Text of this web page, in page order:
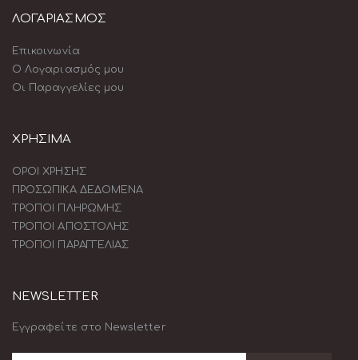
ΛΟΓΑΡΙΑΣΜΟΣ
Επικοινωνία
Ο Λογαριασμός μου
Οι Παραγγελίες μου
ΧΡΗΣΙΜΑ
ΟΡΟΙ ΧΡΗΣΗΣ
ΠΡΟΣΩΠΙΚΑ ΔΕΔΟΜΕΝΑ
ΤΡΟΠΟΙ ΠΛΗΡΩΜΗΣ
ΤΡΟΠΟΙ ΑΠΟΣΤΟΛΗΣ
ΤΡΟΠΟΙ ΠΑΡΑΓΓΕΛΙΑΣ
NEWSLETTER
Εγγραφείτε στο Newsletter